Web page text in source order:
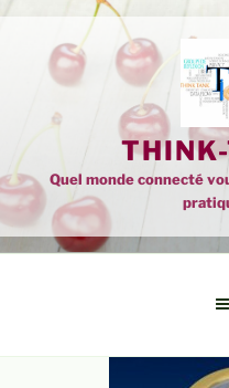
Aller
contenu
principal
Quel monde connecté